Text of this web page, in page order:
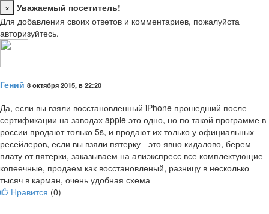
×
Close
Уважаемый посетитель!
Для добавления своих ответов и комментариев, пожалуйста
авторизуйтесь.
Гений 8 октября 2015, в 22:20
Да, если вы взяли восстановленный iPhone прошедший после
сертификации на заводах apple это одно, но по такой программе в
россии продают только 5s, и продают их только у официальных
ресейлеров, если вы взяли пятерку - это явно кидалово, берем
плату от пятерки, заказываем на алиэкспресс все комплектующие
копеечные, продаем как восстановленый, разницу в несколько
тысяч в карман, очень удобная схема
Нравится (0)